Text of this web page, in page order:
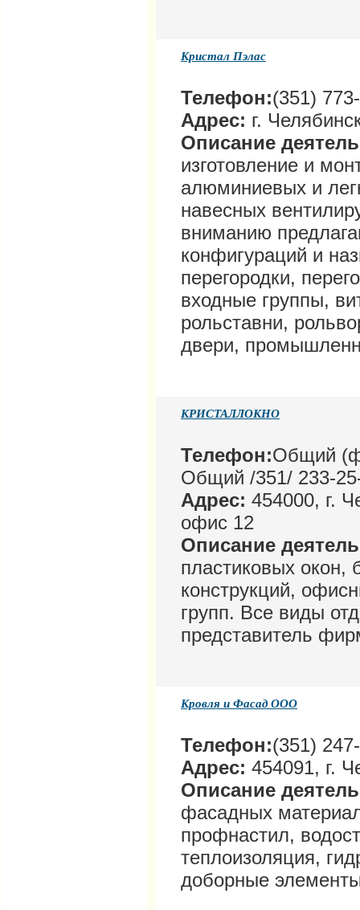
Кристал Пэлас
Телефон:(351)
Адрес: г.
Описание
изготовление и
алюминиевых и
навесных
вниманию
конфигураций и
перегородки,
входные группы,
рольставни,
двери,
КРИСТАЛЛОКНО
Телефон:Общий
Общий /351/ 233-
Адрес: 454000, г.
офис 12
Описание
пластиковых
конструкций,
групп. Все виды
представитель
Кровля и Фасад ООО
Телефон:(351)
Адрес: 454091, г.
Описание
фасадных
профнастил,
теплоизоляция,
доборные